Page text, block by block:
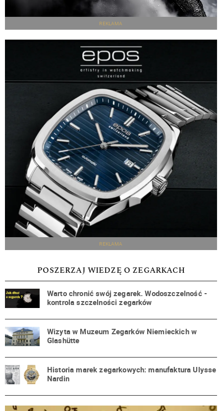
REKLAMA
REKLAMA
POSZERZAJ WIEDZĘ O ZEGARKACH
Warto chronić swój zegarek. Wodoszczelność -
kontrola szczelności zegarków
Wizyta w Muzeum Zegarków Niemieckich w
Glashütte
Historia marek zegarkowych: manufaktura Ulysse
Nardin